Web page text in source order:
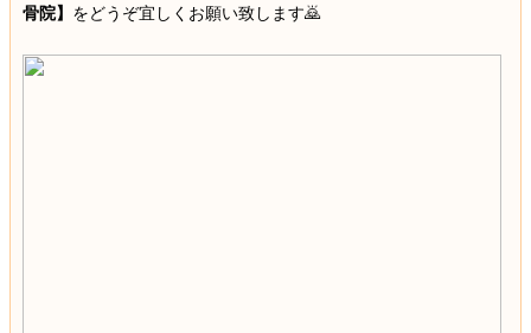
骨院】 をどうぞ宜しくお願い致します🙇